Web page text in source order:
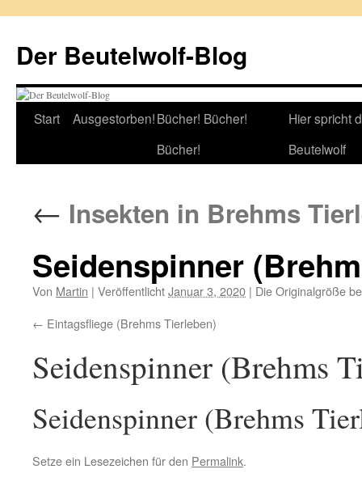
springen
Der Beutelwolf-Blog
Start Ausgestorben!Bücher! Bücher!
Bücher!
Hier spricht
Beutelwolf
← Insekten in Brehms
Seidenspinner
Von Martin | VeröffentlichtJanuar 3, 2020 | Die Originalgröße
Eintagsfliege (Brehms Tierleben)
Seidenspinner (Brehms
Seidenspinner (Brehms
Setze ein Lesezeichen für den Permalink.